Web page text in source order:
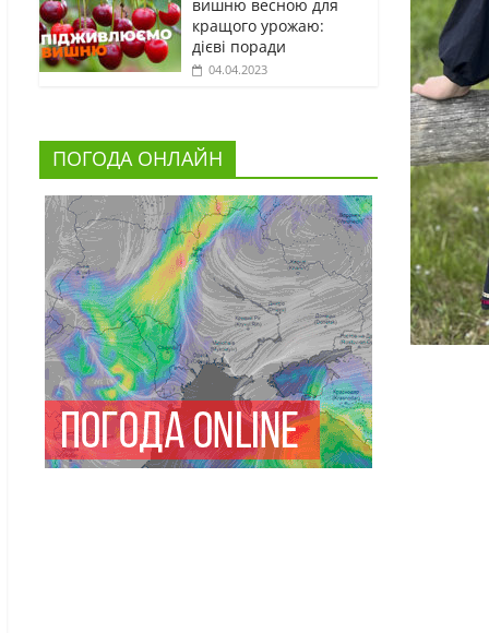
вишню весною для
кращого урожаю:
дієві поради
04.04.2023
ПОГОДА ОНЛАЙН